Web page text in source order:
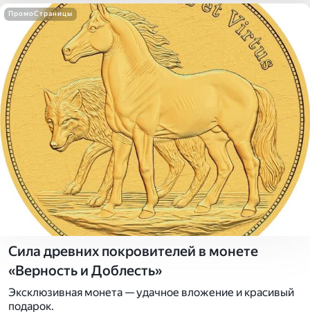
ПромоСтраницы
Сила древних покровителей в монете
«Верность и Доблесть»
Эксклюзивная монета — удачное вложение и красивый
подарок.